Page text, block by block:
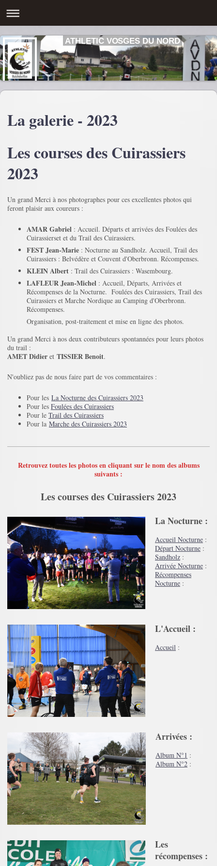
ATHLETIC VOSGES DU NORD
La galerie - 2023
Les courses des Cuirassiers
2023
Un grand Merci à nos photographes pour ces excellentes photos qui
feront plaisir aux coureurs :
AMAR Gabriel : Accueil. Départs et arrivées des Foulées des
Cuirassierset et du Trail des Cuirassiers.
FEST Jean-Marie : Nocturne au Sandholz. Accueil, Trail des
Cuirassiers : Belvédère et Couvent d'Oberbronn. Récompenses.
KLEIN Albert : Trail des Cuirassiers : Wasembourg.
LAFLEUR Jean-Michel : Accueil, Départs, Arrivées et
Récompenses de la Nocturne. Foulées des Cuirassiers, Trail des
Cuirassiers et Marche Nordique au Camping d'Oberbronn.
Récompenses.
Organisation, post-traitement et mise en ligne des photos.
Un grand Merci à nos deux contributeurs spontannées pour leurs photos
du trail :
AMET Didier et TISSIER Benoit.
N'oubliez pas de nous faire part de vos commentaires :
Pour les La Nocturne des Cuirassiers 2023
Pour les Foulées des Cuirassiers
Pour le Trail des Cuirassiers
Pour la Marche des Cuirassiers 2023
Retrouvez toutes les photos en cliquant sur le nom des albums
suivants :
Les courses des Cuirassiers 2023
La Nocturne :
Accueil Nocturne :
Départ Nocturne :
Sandholz :
Arrivée Nocturne :
Récompenses
Nocturne :
L'Accueil :
Accueil :
Arrivées​ :
Album N°1 :
Album N°2 :
Les
récompenses​ :